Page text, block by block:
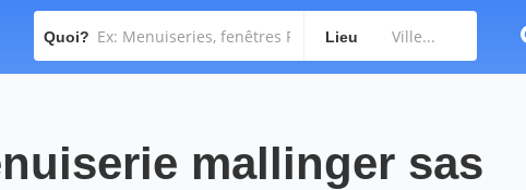
Quoi? Lieu
mallinger sas